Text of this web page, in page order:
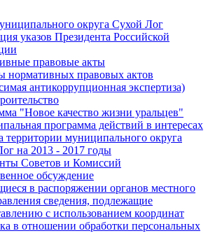
округа Сухой Лог
указов Президента Российской
правовые акты
нормативных правовых актов
антикоррупционная экспертиза)
"Новое качество жизни уральцев"
программа действий в интересах
территории муниципального округа
на 2013 - 2017 годы
Советов и Комиссий
обсуждение
в распоряжении органов местного
сведения, подлежащие
с использованием координат
в отношении обработки персональных